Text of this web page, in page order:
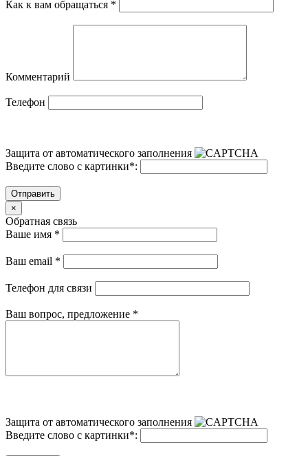
Как к вам обращаться *
Комментарий
Телефон
Защита от автоматического заполнения
Введите слово с картинки*:
Отправить
×
Обратная связь
Ваше имя *
Ваш email *
Телефон для связи
Ваш вопрос, предложение *
Защита от автоматического заполнения
Введите слово с картинки*: